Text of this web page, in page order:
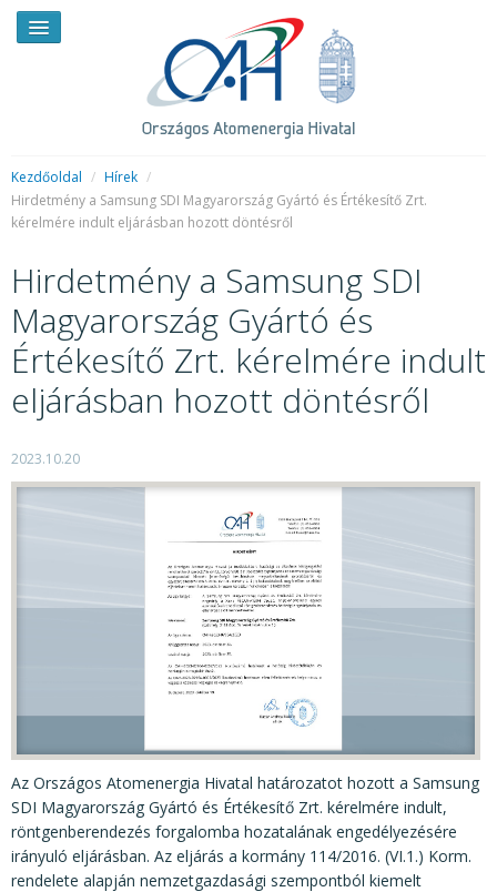
HÍREK
RENDKÍVÜLI HÍREK
SAJTÓSZOBA
HIRDETMÉNYEK
BEMUTATKOZÁS
FELADATOK
JOGI SZABÁLYOZÁS, ÚTMUTATÓK
KIADVÁNYOK, JELENTÉSEK
NYOMTATVÁNYOK, SZOFTVEREK
Kezdőoldal / Hírek /
Hirdetmény a Samsung SDI Magyarország Gyártó és Értékesítő Zrt.
kérelmére indult eljárásban hozott döntésről
Hirdetmény a Samsung SDI
Magyarország Gyártó és
Értékesítő Zrt. kérelmére indult
eljárásban hozott döntésről
2023.10.20
Az Országos Atomenergia Hivatal határozatot hozott a Samsung
SDI Magyarország Gyártó és Értékesítő Zrt. kérelmére indult,
röntgenberendezés forgalomba hozatalának engedélyezésére
irányuló eljárásban. Az eljárás a kormány 114/2016. (VI.1.) Korm.
rendelete alapján nemzetgazdasági szempontból kiemelt